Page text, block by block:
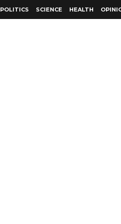
POLITICS SCIENCE HEALTH